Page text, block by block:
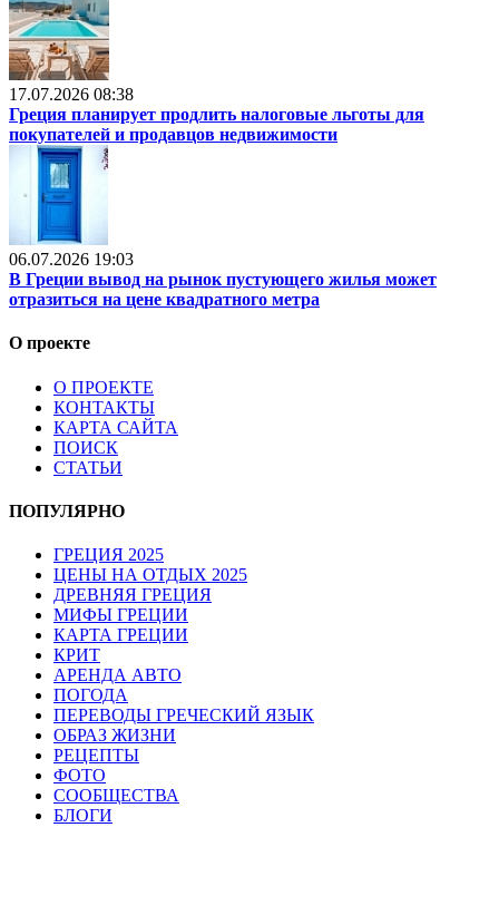
17.07.2026 08:38
Греция планирует продлить налоговые льготы для
покупателей и продавцов недвижимости
06.07.2026 19:03
В Греции вывод на рынок пустующего жилья может
отразиться на цене квадратного метра
О проекте
О ПРОЕКТЕ
КОНТАКТЫ
КАРТА САЙТА
ПОИСК
СТАТЬИ
ПОПУЛЯРНО
ГРЕЦИЯ 2025
ЦЕНЫ НА ОТДЫХ 2025
ДРЕВНЯЯ ГРЕЦИЯ
МИФЫ ГРЕЦИИ
КАРТА ГРЕЦИИ
КРИТ
АРЕНДА АВТО
ПОГОДА
ПЕРЕВОДЫ ГРЕЧЕСКИЙ ЯЗЫК
ОБРАЗ ЖИЗНИ
РЕЦЕПТЫ
ФОТО
СООБЩЕСТВА
БЛОГИ